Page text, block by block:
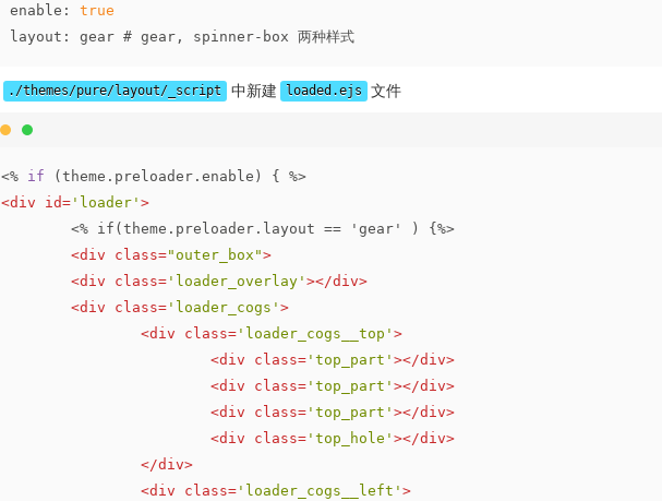
enable : true
layout : gear # gear, spinner-box 两种样式
./themes/pure/layout/_script 中新建 loaded.ejs 文件
<% if (theme. preloader . enable ) { %>
<div id= 'loader' >
	<% if(theme.preloader.layout == 'gear' ) {%>
<div class="outer_box">
<div class= 'loader_overlay' ></div>
<div class= 'loader_cogs' >
<div class= 'loader_cogs__top' >
<div class= 'top_part' ></div>
<div class= 'top_part' ></div>
<div class= 'top_part' ></div>
<div class= 'top_hole' ></div>
</div>
<div class= 'loader_cogs__left' >